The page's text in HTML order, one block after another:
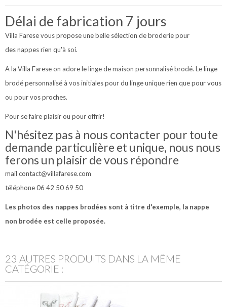
Délai de fabrication 7 jours
Villa Farese vous propose une belle sélection de broderie pour
des nappes rien qu'à soi.
A la Villa Farese on adore le linge de maison personnalisé brodé. Le linge
brodé personnalisé à vos initiales pour du linge unique rien que pour vous
ou pour vos proches.
Pour se faire plaisir ou pour offrir!
N'hésitez pas à nous contacter pour toute
demande particulière et unique, nous nous
ferons un plaisir de vous répondre
mail contact@villafarese.com
téléphone 06 42 50 69 50
Les photos des nappes brodées sont à titre d'exemple, la nappe
non brodée est celle proposée.
23 AUTRES PRODUITS DANS LA MÊME
CATÉGORIE :